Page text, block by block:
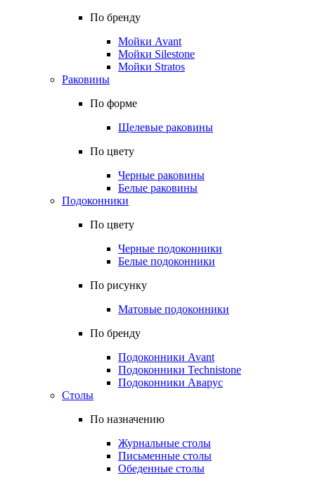
По бренду
Мойки Avant
Мойки Silestone
Мойки Stratos
Раковины
По форме
Щелевые раковины
По цвету
Черные раковины
Белые раковины
Подоконники
По цвету
Черные подоконники
Белые подоконники
По рисунку
Матовые подоконники
По бренду
Подоконники Avant
Подоконники Technistone
Подоконники Аварус
Столы
По назначению
Журнальные столы
Письменные столы
Обеденные столы